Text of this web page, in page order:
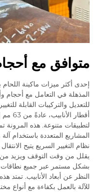
متوافق مع
إحدى أكثر ميزات ماكينة اللحام
المذهلة في التعامل مع أحجام
للتعديل والتركيبات القابلة
لتطبيقات متنوعة. هذه
المشاريع المتعددة باستخدام
نظام التغيير السريع يتيح
يقلل من وقت التوقف ويزيد من
بشكل مستمر عبر جميع نطاقات
النظر عن أبعاد الأنابيب. تمتد
للآلة بالعمل بكفاءة مع أنواع